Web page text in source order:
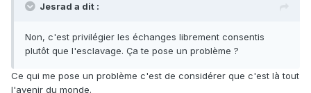
Jesrad a dit :
Non, c'est privilégier les échanges librement consentis
plutôt que l'esclavage. Ça te pose un problème ?
Ce qui me pose un problème c'est de considérer que c'est là tout
l'avenir du monde.